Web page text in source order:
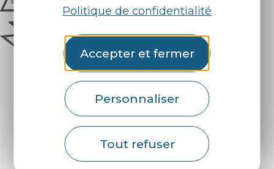
Politique de confidentialité
Accepter et fermer
Personnaliser
Tout refuser